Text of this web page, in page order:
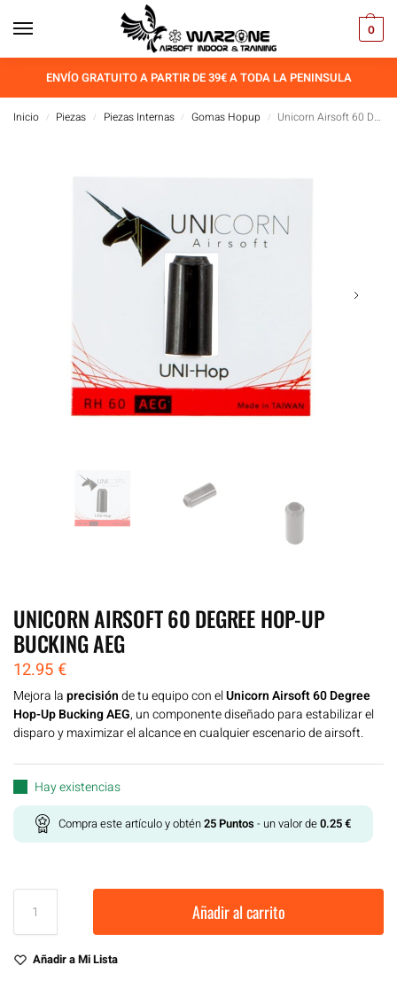
0
ENVÍO GRATUITO A PARTIR DE 39€ A TODA LA PENINSULA
Inicio / Piezas / Piezas Internas / Gomas Hopup / Unicorn Airsoft 60 Degree Hop-Up Bucking AEG
UNICORN AIRSOFT 60 DEGREE HOP-UP
BUCKING AEG
12.95€
Mejora laprecisiónde tu equipo con elUnicorn Airsoft 60 Degree
Hop-Up Bucking AEG, un componente diseñado para estabilizar el
disparo y maximizar el alcance en cualquier escenario de airsoft.
Hay existencias
Compra este artículo y obtén25Puntos - un valor de0.25€
Añadir al carrito
Añadir a Mi Lista